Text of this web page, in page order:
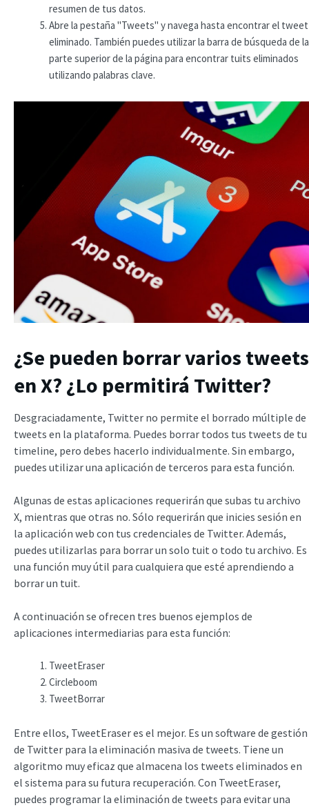
resumen de tus datos.
Abre la pestaña "Tweets" y navega hasta encontrar el tweet
eliminado. También puedes utilizar la barra de búsqueda de la
parte superior de la página para encontrar tuits eliminados
utilizando palabras clave.
¿Se pueden borrar varios tweets
en X? ¿Lo permitirá Twitter?
Desgraciadamente, Twitter no permite el borrado múltiple de
tweets en la plataforma. Puedes borrar todos tus tweets de tu
timeline, pero debes hacerlo individualmente. Sin embargo,
puedes utilizar una aplicación de terceros para esta función.
Algunas de estas aplicaciones requerirán que subas tu archivo
X, mientras que otras no. Sólo requerirán que inicies sesión en
la aplicación web con tus credenciales de Twitter. Además,
puedes utilizarlas para borrar un solo tuit o todo tu archivo. Es
una función muy útil para cualquiera que esté aprendiendo a
borrar un tuit.
A continuación se ofrecen tres buenos ejemplos de
aplicaciones intermediarias para esta función:
TweetEraser
Circleboom
TweetBorrar
Entre ellos, TweetEraser es el mejor. Es un software de gestión
de Twitter para la eliminación masiva de tweets. Tiene un
algoritmo muy eficaz que almacena los tweets eliminados en
el sistema para su futura recuperación. Con TweetEraser,
puedes programar la eliminación de tweets para evitar una